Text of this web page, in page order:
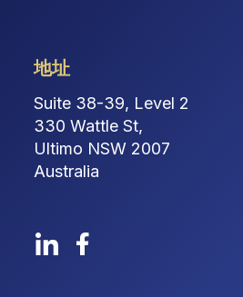
地址
Suite 38-39, Level 2
330 Wattle St,
Ultimo NSW 2007
Australia